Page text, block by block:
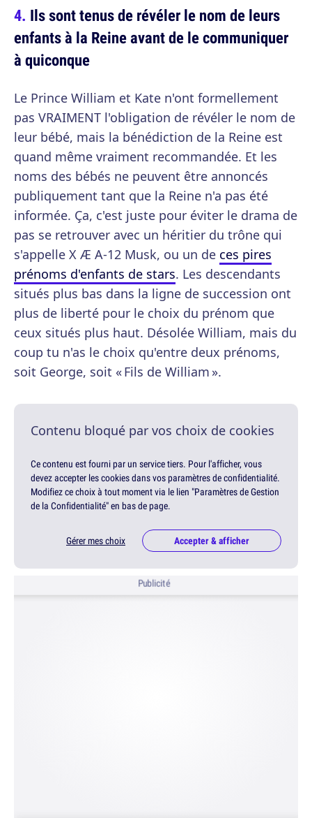
Ils sont tenus de révéler le nom de leurs
enfants à la Reine avant de le communiquer
à quiconque
Le Prince William et Kate n'ont formellement
pas VRAIMENT l'obligation de révéler le nom de
leur bébé, mais la bénédiction de la Reine est
quand même vraiment recommandée. Et les
noms des bébés ne peuvent être annoncés
publiquement tant que la Reine n'a pas été
informée. Ça, c'est juste pour éviter le drama de
pas se retrouver avec un héritier du trône qui
s'appelle X Æ A-12 Musk, ou un de ces pires
prénoms d'enfants de stars. Les descendants
situés plus bas dans la ligne de succession ont
plus de liberté pour le choix du prénom que
ceux situés plus haut. Désolée William, mais du
coup tu n'as le choix qu'entre deux prénoms,
soit George, soit « Fils de William ».
Contenu bloqué par vos choix de cookies
Ce contenu est fourni par un service tiers. Pour l'afficher, vous
devez accepter les cookies dans vos paramètres de confidentialité.
Modifiez ce choix à tout moment via le lien "Paramètres de Gestion
de la Confidentialité" en bas de page.
Gérer mes choix Accepter & afficher
Publicité